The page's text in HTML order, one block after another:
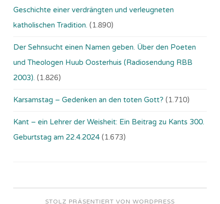
Geschichte einer verdrängten und verleugneten
katholischen Tradition. (1.890)
Der Sehnsucht einen Namen geben. Über den Poeten
und Theologen Huub Oosterhuis (Ra­dio­sen­dung RBB
2003). (1.826)
Karsamstag – Gedenken an den toten Gott? (1.710)
Kant – ein Lehrer der Weisheit: Ein Beitrag zu Kants 300.
Geburtstag am 22.4.2024 (1.673)
STOLZ PRÄSENTIERT VON WORDPRESS